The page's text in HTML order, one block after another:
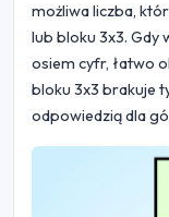
możliwa liczba,
lub bloku 3x3. Gdy
osiem cyfr, łatwo
bloku 3x3 brakuje
odpowiedzią dla